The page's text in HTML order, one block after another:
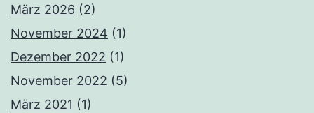
März 2026 (2)
November 2024 (1)
Dezember 2022 (1)
November 2022 (5)
März 2021 (1)